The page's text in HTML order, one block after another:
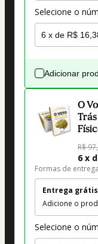
Selecione o
Adicionar
O
R$
6 x
Formas de entrega
Entrega grátis
Adicione o
Selecione o